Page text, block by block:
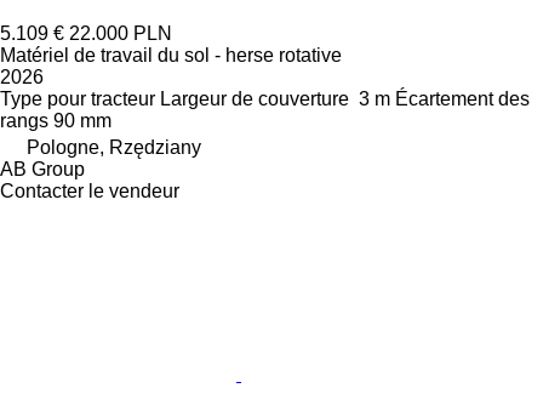
5.109 € 22.000 PLN
Matériel de travail du sol - herse rotative
2026
Type pour tracteur Largeur de couverture 3 m Écartement des
rangs 90 mm
Pologne, Rzędziany
AB Group
Contacter le vendeur